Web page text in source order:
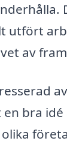
utfört
av
bra